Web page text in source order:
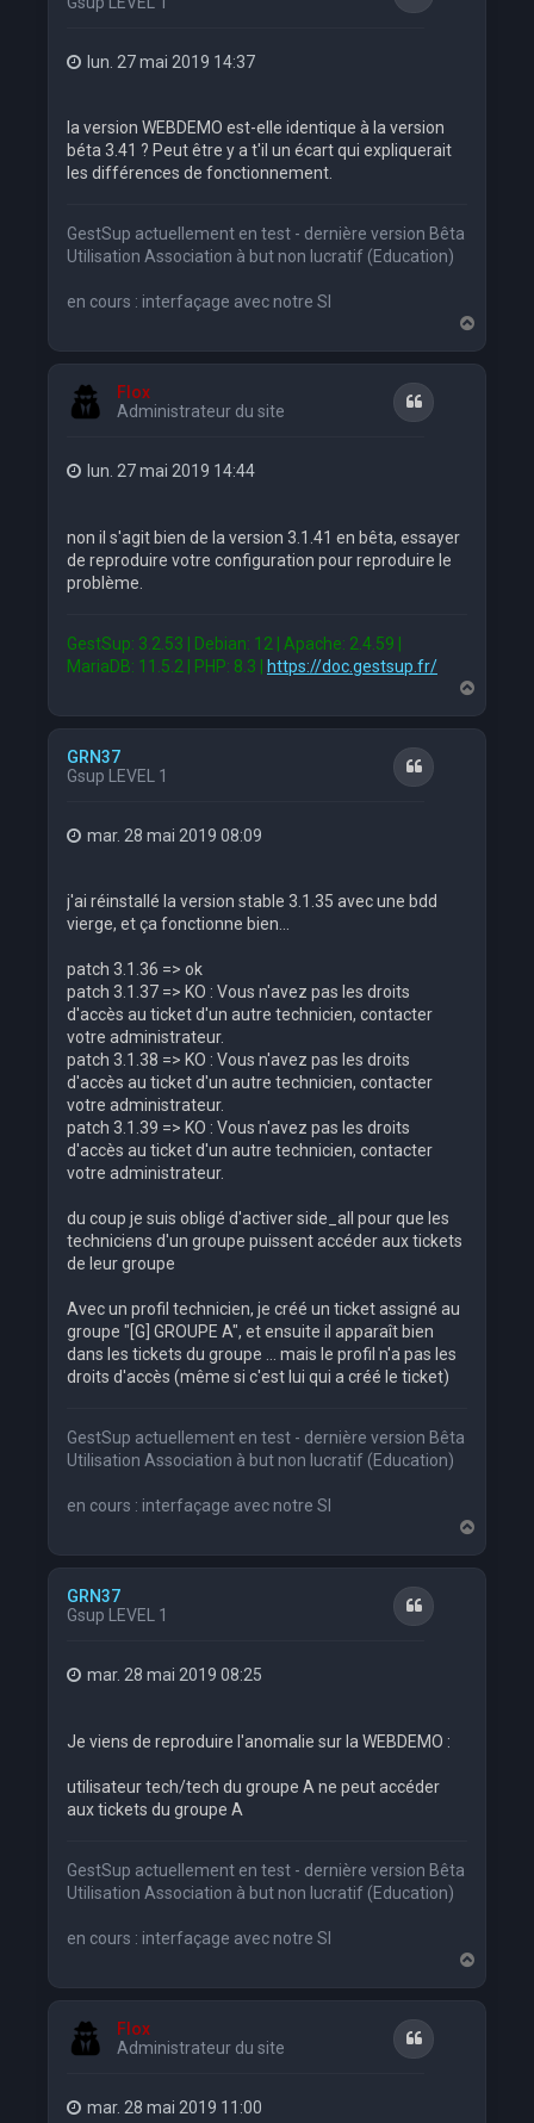
lun. 27 mai 2019 14:37
la version WEBDEMO est-elle identique à la version
béta 3.41 ? Peut être y a t'il un écart qui expliquerait
les différences de fonctionnement.
GestSup actuellement en test - dernière version Bêta
Utilisation Association à but non lucratif (Education)
en cours : interfaçage avec notre SI
a
u
Flox
Administrateur du site
Citation
lun. 27 mai 2019 14:44
non il s'agit bien de la version 3.1.41 en bêta, essayer
de reproduire votre configuration pour reproduire le
problème.
GestSup: 3.2.53 | Debian: 12 | Apache: 2.4.59 |
MariaDB: 11.5.2 | PHP: 8.3 |
https://doc.gestsup.fr/
a
GRN37
Gsup LEVEL 1
Citation
mar. 28 mai 2019 08:09
j'ai réinstallé la version stable 3.1.35 avec une bdd
vierge, et ça fonctionne bien...
patch 3.1.36 => ok
patch 3.1.37 => KO : Vous n'avez pas les droits
d'accès au ticket d'un autre technicien, contacter
votre administrateur.
patch 3.1.38 => KO : Vous n'avez pas les droits
d'accès au ticket d'un autre technicien, contacter
votre administrateur.
patch 3.1.39 => KO : Vous n'avez pas les droits
d'accès au ticket d'un autre technicien, contacter
votre administrateur.
du coup je suis obligé d'activer side_all pour que les
techniciens d'un groupe puissent accéder aux tickets
de leur groupe
Avec un profil technicien, je créé un ticket assigné au
groupe "[G] GROUPE A", et ensuite il apparaît bien
dans les tickets du groupe ... mais le profil n'a pas les
droits d'accès (même si c'est lui qui a créé le ticket)
GestSup actuellement en test - dernière version Bêta
Utilisation Association à but non lucratif (Education)
en cours : interfaçage avec notre SI
a
GRN37
Gsup LEVEL 1
Citation
mar. 28 mai 2019 08:25
Je viens de reproduire l'anomalie sur la WEBDEMO :
utilisateur tech/tech du groupe A ne peut accéder
aux tickets du groupe A
GestSup actuellement en test - dernière version Bêta
Utilisation Association à but non lucratif (Education)
en cours : interfaçage avec notre SI
a
Flox
Administrateur du site
Citation
mar. 28 mai 2019 11:00